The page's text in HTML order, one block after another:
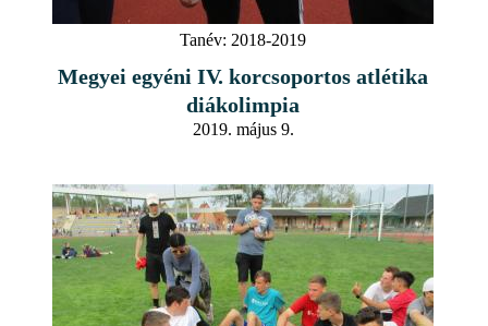
Tanév: 2018-2019
Megyei egyéni IV. korcsoportos atlétika
diákolimpia
2019. május 9.